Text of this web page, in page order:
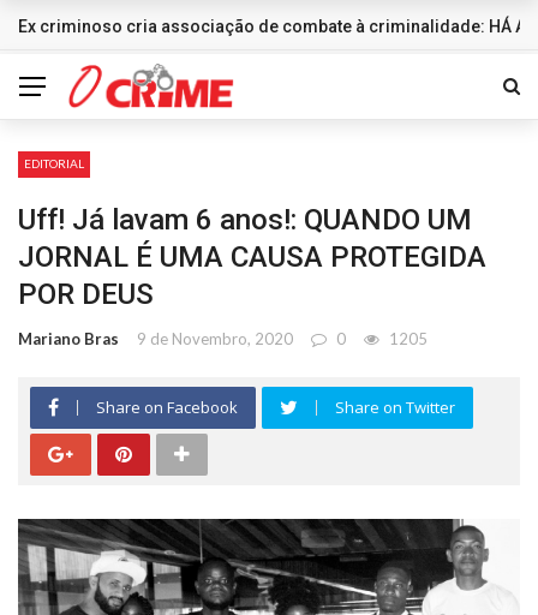
DESTAQUES
Ex criminoso cria associação de combate à criminalidade: HÁ ANOS
EDITORIAL
Uff! Já lavam 6 anos!: QUANDO UM
JORNAL É UMA CAUSA PROTEGIDA
POR DEUS
Mariano Bras 9 de Novembro, 2020 0 1205
Share on Facebook Share on Twitter